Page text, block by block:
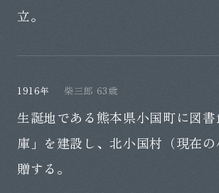
立。
1916年 柴三郎 63歳
生誕地である熊本県小国町に図
庫」を建設し、北小国村（現在
贈する。